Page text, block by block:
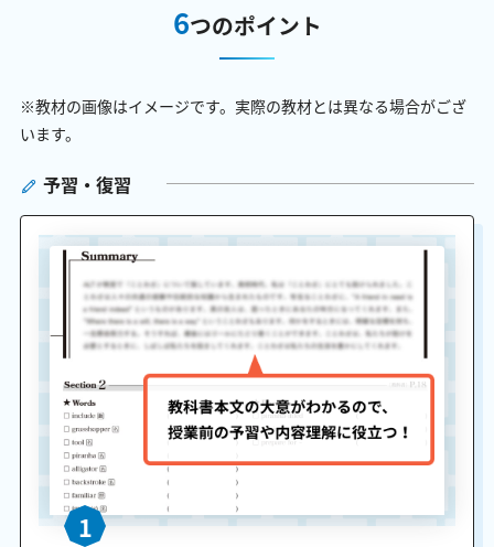
6つのポイント
※教材の画像はイメージです。実際の教材とは異なる場合がござ
います。
予習・復習
1